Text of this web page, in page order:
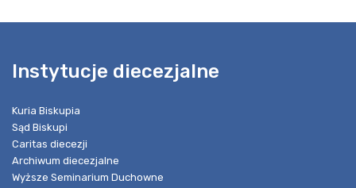
Instytucje diecezjalne
Kuria Biskupia
Sąd Biskupi
Caritas diecezji
Archiwum diecezjalne
Wyższe Seminarium Duchowne